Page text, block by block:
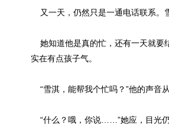
又一天，仍然只是一通电话联系。
她知道他是真的忙，还有一天就要
实在有点孩子气。
“雪淇，能帮我个忙吗？”他的声音
“什么？哦，你说……”她应，目光仍